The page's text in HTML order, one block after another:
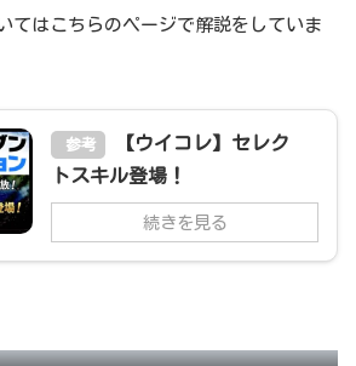
てはこちらのページで解説をしていま
参考
【ウイコレ】セレク
トスキル登場！
続きを見る